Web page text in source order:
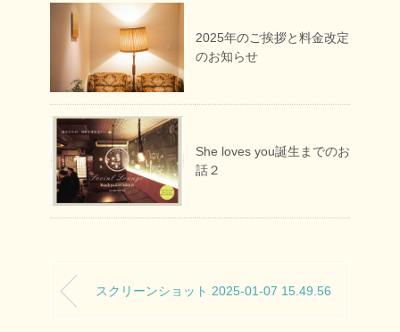
2025年のご挨拶と料金改定
のお知らせ
She loves you誕生までのお
話２
スクリーンショット 2025-01-07 15.49.56